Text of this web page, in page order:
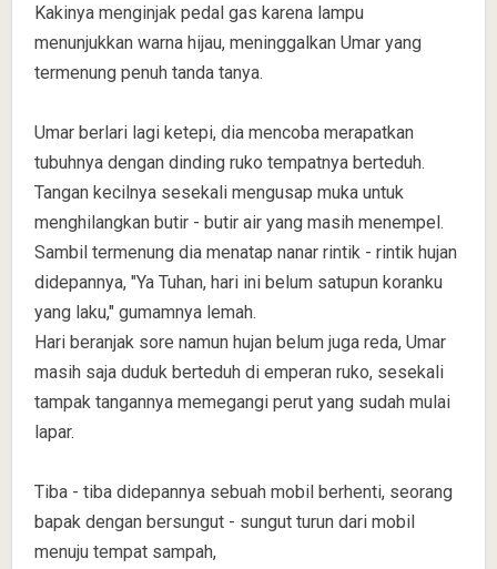
Kakinya menginjak pedal gas karena lampu
menunjukkan warna hijau, meninggalkan Umar yang
termenung penuh tanda tanya.
Umar berlari lagi ketepi, dia mencoba merapatkan
tubuhnya dengan dinding ruko tempatnya berteduh.
Tangan kecilnya sesekali mengusap muka untuk
menghilangkan butir - butir air yang masih menempel.
Sambil termenung dia menatap nanar rintik - rintik hujan
didepannya, "Ya Tuhan, hari ini belum satupun koranku
yang laku," gumamnya lemah.
Hari beranjak sore namun hujan belum juga reda, Umar
masih saja duduk berteduh di emperan ruko, sesekali
tampak tangannya memegangi perut yang sudah mulai
lapar.
Tiba - tiba didepannya sebuah mobil berhenti, seorang
bapak dengan bersungut - sungut turun dari mobil
menuju tempat sampah,